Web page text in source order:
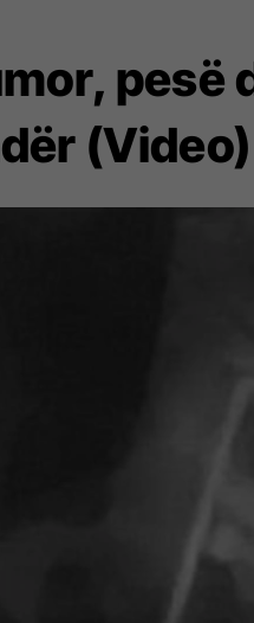
pesë
(Video)